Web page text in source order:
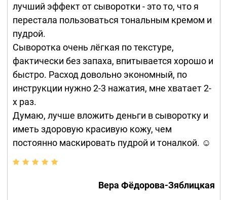
лучший эффект от сыворотки - это то, что я
перестала пользоваться тональным кремом и
пудрой.
Сыворотка очень лёгкая по текстуре,
фактически без запаха, впитывается хорошо и
быстро. Расход довольно экономный, по
инструкции нужно 2-3 нажатия, мне хватает 2-
х раз.
Думаю, лучше вложить деньги в сыворотку и
иметь здоровую красивую кожу, чем
постоянно маскировать пудрой и тоналкой. ☺️
Вера Фёдорова-Зяблицкая